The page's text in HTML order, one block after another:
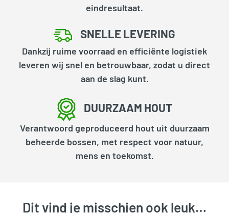
eindresultaat.
SNELLE LEVERING
Dankzij ruime voorraad en efficiënte logistiek
leveren wij snel en betrouwbaar, zodat u direct
aan de slag kunt.
DUURZAAM HOUT
Verantwoord geproduceerd hout uit duurzaam
beheerde bossen, met respect voor natuur,
mens en toekomst.
Dit vind je misschien ook leuk…